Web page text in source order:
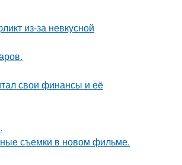
из-за невкусной
свои финансы и её
съемки в новом фильме.